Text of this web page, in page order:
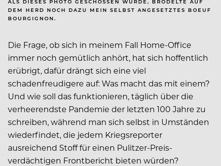
DEM HERD NOCH DAZU MEIN SELBST ANGESETZTES BOEUF
BOURGIGNON.
Die Frage, ob sich in meinem Fall Home-Office
immer noch gemütlich anhört, hat sich hoffentlich
erübrigt, dafür drängt sich eine viel
schadenfreudigere auf: Was macht das mit einem?
Und wie soll das funktionieren, täglich über die
verheerendste Pandemie der letzten 100 Jahre zu
schreiben, während man sich selbst in Umständen
wiederfindet, die jedem Kriegsreporter
ausreichend Stoff für einen Pulitzer-Preis-
verdächtigen Frontbericht bieten würden?